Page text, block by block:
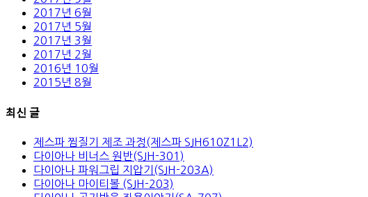
2017년 6월
2017년 5월
2017년 3월
2017년 2월
2016년 10월
2015년 8월
최신 글
제스파 찜질기 제조 과정(제스파 SJH610Z1L2)
다이아나 비너스 원반(SJH-301)
다이아나 파워그립 지압기(SJH-203A)
다이아나 마이티볼 (SJH-203)